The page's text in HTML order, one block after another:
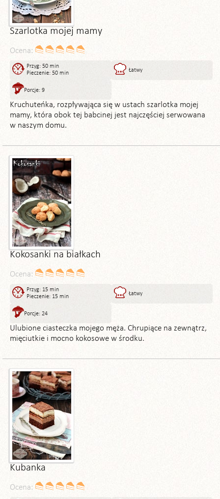
Szarlotka mojej mamy
Ocena:
Przyg: 50 min
Pieczenie: 50 min
Łatwy
Porcje: 9
Kruchuteńka, rozpływająca się w ustach szarlotka mojej
mamy, która obok tej babcinej jest najczęściej serwowana
w naszym domu.
Kokosanki na białkach
Ocena:
Przyg: 15 min
Pieczenie: 15 min
Łatwy
Porcje: 24
Ulubione ciasteczka mojego męża. Chrupiące na zewnątrz,
mięciutkie i mocno kokosowe w środku.
Kubanka
Ocena: